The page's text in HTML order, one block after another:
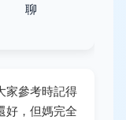
聊
家參考時記得
好，但媽完全